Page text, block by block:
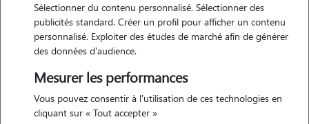
Patrick
Sélectionner du contenu personnalisé. Sélectionner des
publicités standard. Créer un profil pour afficher un contenu
personnalisé. Exploiter des études de marché afin de générer
des données d'audience.
Mesurer les performances
Vous pouvez consentir à l'utilisation de ces technologies en
cliquant sur « Tout accepter »